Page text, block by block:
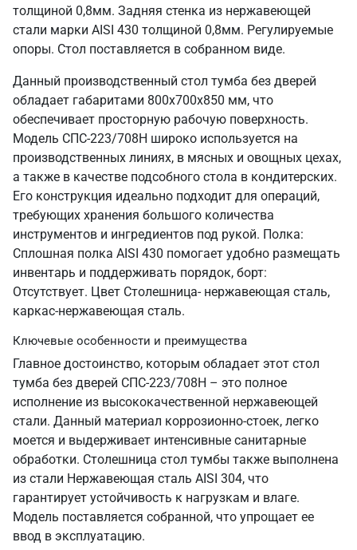
толщиной 0,8мм. Задняя стенка из нержавеющей
стали марки AISI 430 толщиной 0,8мм. Регулируемые
опоры. Стол поставляется в собранном виде.
Данный производственный стол тумба без дверей
обладает габаритами 800х700х850 мм, что
обеспечивает просторную рабочую поверхность.
Модель СПС-223/708Н широко используется на
производственных линиях, в мясных и овощных цехах,
а также в качестве подсобного стола в кондитерских.
Его конструкция идеально подходит для операций,
требующих хранения большого количества
инструментов и ингредиентов под рукой. Полка:
Сплошная полка AISI 430 помогает удобно размещать
инвентарь и поддерживать порядок, борт:
Отсутствует. Цвет Столешница- нержавеющая сталь,
каркас-нержавеющая сталь.
Ключевые особенности и преимущества
Главное достоинство, которым обладает этот стол
тумба без дверей СПС-223/708Н – это полное
исполнение из высококачественной нержавеющей
стали. Данный материал коррозионно-стоек, легко
моется и выдерживает интенсивные санитарные
обработки. Столешница стол тумбы также выполнена
из стали Нержавеющая сталь AISI 304, что
гарантирует устойчивость к нагрузкам и влаге.
Модель поставляется собранной, что упрощает ее
ввод в эксплуатацию.